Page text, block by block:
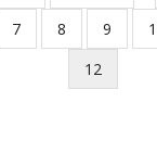
page
Page
7 Page
8 Page
9
Current
page
12